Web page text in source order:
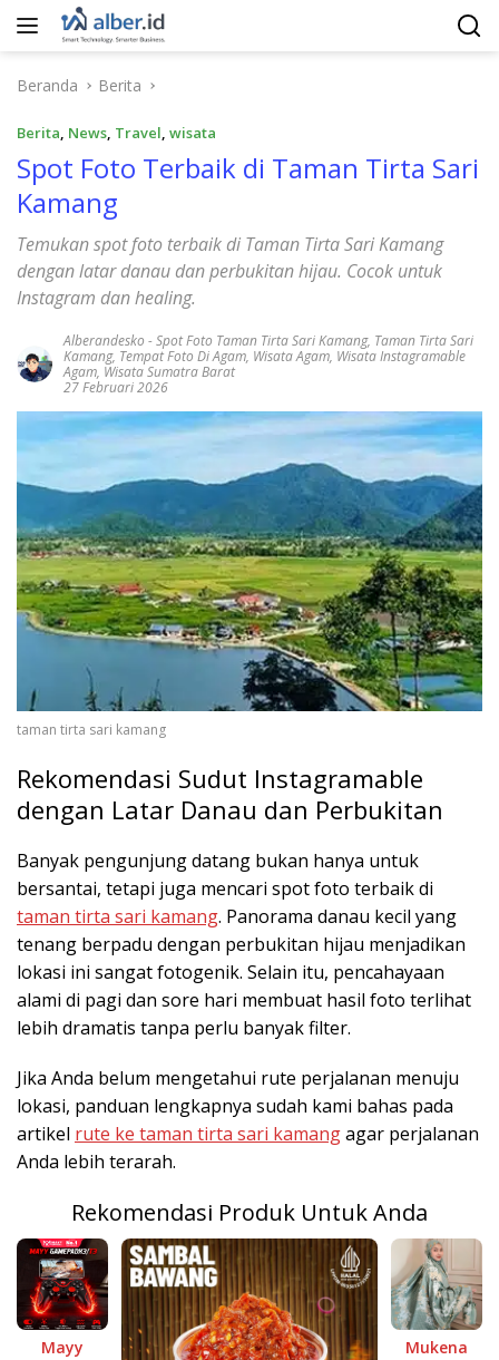
Langsung
Beranda
Berita
Berita, News, Travel, wisata
Spot Foto Terbaik di Taman Tirta Sari
Kamang
Temukan spot foto terbaik di Taman Tirta Sari Kamang
dengan latar danau dan perbukitan hijau. Cocok untuk
Instagram dan healing.
Alberandesko -Spot Foto Taman Tirta Sari Kamang, Taman Tirta Sari
Kamang, Tempat Foto Di Agam, Wisata Agam, Wisata Instagramable
Agam, Wisata Sumatra Barat
27 Februari 2026
taman tirta sari kamang
Rekomendasi Sudut Instagramable
dengan Latar Danau dan Perbukitan
Banyak pengunjung datang bukan hanya untuk
bersantai, tetapi juga mencari spot foto terbaik di
taman tirta sari kamang. Panorama danau kecil yang
tenang berpadu dengan perbukitan hijau menjadikan
lokasi ini sangat fotogenik. Selain itu, pencahayaan
alami di pagi dan sore hari membuat hasil foto terlihat
lebih dramatis tanpa perlu banyak filter.
Jika Anda belum mengetahui rute perjalanan menuju
lokasi, panduan lengkapnya sudah kami bahas pada
artikel rute ke taman tirta sari kamangagar perjalanan
Anda lebih terarah.
Rekomendasi Produk Untuk Anda
Mayy
Mukena